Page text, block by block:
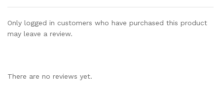
Only logged in customers who have purchased this product
may leave a review.
There are no reviews yet.